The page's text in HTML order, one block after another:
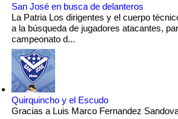
San José en busca de delanteros
La Patria Los dirigentes y el cuerpo
a la búsqueda de jugadores atacantes,
campeonato d...
Quirquincho y el Escudo
Gracias a Luis Marco Fernandez